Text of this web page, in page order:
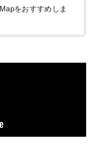
をおすすめしま